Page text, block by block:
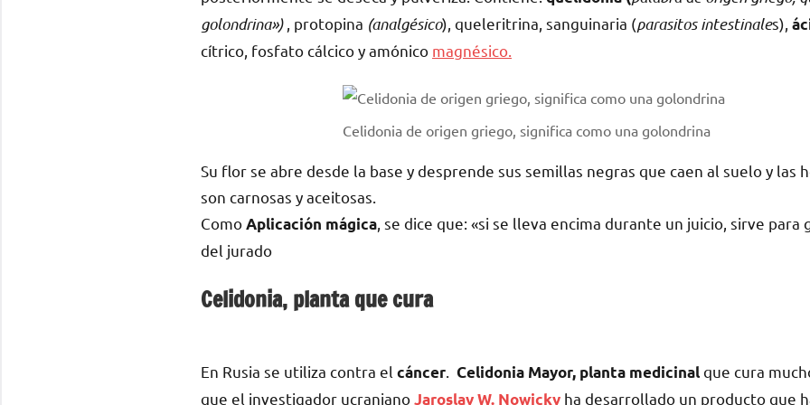
golondrina») , protopina (analgésico), queleritrina, sanguinaria (parasitos intestinales),
cítrico, fosfato cálcico y amónico magnésico.
Celidonia de origen griego, significa como una golondrina
Su flor se abre desde la base y desprende sus semillas negras que caen al suelo y las
son carnosas y aceitosas.
ComoAplicación mágica, se dice que: «si se lleva encima durante un juicio, sirve
del jurado
Celidonia, planta que cura
En Rusia se utiliza contra el cáncer. Celidonia Mayor, planta medicinalque cura
que el investigador ucranianoJaroslav W. Nowicky ha desarrollado un producto que